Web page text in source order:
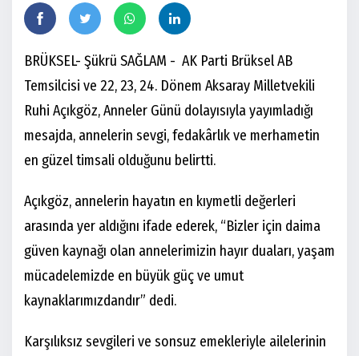
BRÜKSEL- Şükrü SAĞLAM - AK Parti Brüksel AB
Temsilcisi ve 22, 23, 24. Dönem Aksaray Milletvekili
Ruhi Açıkgöz, Anneler Günü dolayısıyla yayımladığı
mesajda, annelerin sevgi, fedakârlık ve merhametin
en güzel timsali olduğunu belirtti.
Açıkgöz, annelerin hayatın en kıymetli değerleri
arasında yer aldığını ifade ederek, “Bizler için daima
güven kaynağı olan annelerimizin hayır duaları, yaşam
mücadelemizde en büyük güç ve umut
kaynaklarımızdandır” dedi.
Karşılıksız sevgileri ve sonsuz emekleriyle ailelerinin